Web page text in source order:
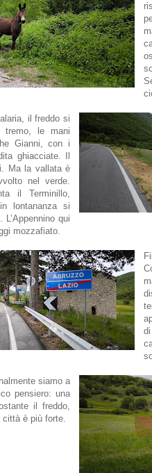
il freddo si
tremo, le mani
Gianni, con i
ghiacciate. Il
Ma la vallata è
nel verde.
il Terminillo,
lontananza si
qui
mozzafiato.
siamo a
pensiero: una
il freddo,
città è più forte.